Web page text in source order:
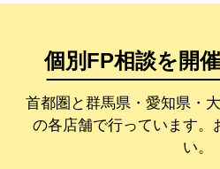
個別FP相談を開
首都圏と群馬県・愛知県・
の各店舗で行っています。
い。